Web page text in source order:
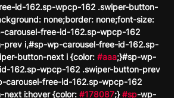
id-162.sp-wpcp-162 .swiper-button-
none;border: none;font-size:
free-id-162.sp-wpcp-162
prev i,#sp-wp-carousel-free-id-162.sp-
button-next i {color: #aaa;}#sp-wp-
162.sp-wpcp-162 .swiper-button-prev
carousel-free-id-162.sp-wpcp-162
next i:hover {color: #178087;} #sp-wp-